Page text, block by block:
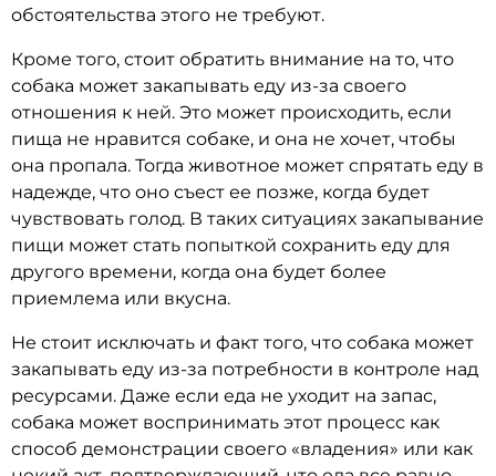
обстоятельства этого не требуют.
Кроме того, стоит обратить внимание на то, что
собака может закапывать еду из-за своего
отношения к ней. Это может происходить, если
пища не нравится собаке, и она не хочет, чтобы
она пропала. Тогда животное может спрятать еду в
надежде, что оно съест ее позже, когда будет
чувствовать голод. В таких ситуациях закапывание
пищи может стать попыткой сохранить еду для
другого времени, когда она будет более
приемлема или вкусна.
Не стоит исключать и факт того, что собака может
закапывать еду из-за потребности в контроле над
ресурсами. Даже если еда не уходит на запас,
собака может воспринимать этот процесс как
способ демонстрации своего «владения» или как